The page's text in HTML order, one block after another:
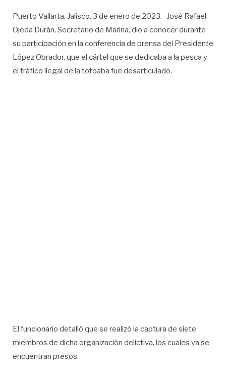
Puerto Vallarta, Jalisco. 3 de enero de 2023.- José Rafael
Ojeda Durán, Secretario de Marina, dio a conocer durante
su participación en la conferencia de prensa del Presidente
López Obrador, que el cártel que se dedicaba a la pesca y
el tráfico ilegal de la totoaba fue desarticulado.
El funcionario detalló que se realizó la captura de siete
miembros de dicha organización delictiva, los cuales ya se
encuentran presos.